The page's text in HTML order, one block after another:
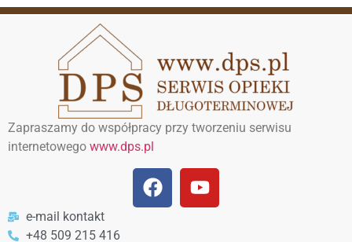
Zapraszamy do współpracy przy tworzeniu serwisu
internetowego www.dps.pl
e-mail kontakt
+48 509 215 416